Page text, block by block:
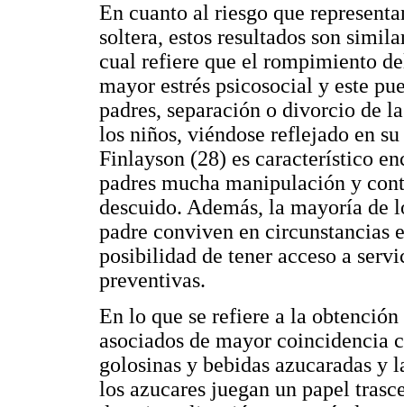
En cuanto al riesgo que
soltera, estos resultados son
cual refiere que el rompimiento
mayor estrés psicosocial y este
padres, separación o divorcio de
los niños, viéndose reflejado en
Finlayson (28) es característico
padres mucha manipulación y
descuido. Además, la mayoría de
padre conviven en circunstancias
posibilidad de tener acceso a
preventivas.
En lo que se refiere a la
asociados de mayor coincidencia
golosinas y bebidas azucaradas y
los azucares juegan un papel